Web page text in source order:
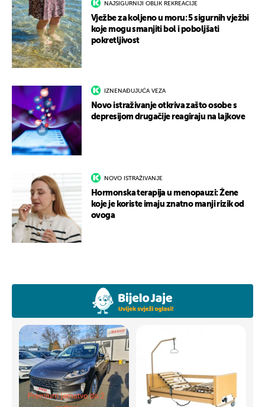
NAJSIGURNIJI OBLIK REKREACIJE
Vježbe za koljeno u moru: 5 sigurnih vježbi
koje mogu smanjiti bol i poboljšati
pokretljivost
IZNENAĐUJUĆA VEZA
Novo istraživanje otkriva zašto osobe s
depresijom drugačije reagiraju na lajkove
NOVO ISTRAŽIVANJE
Hormonska terapija u menopauzi: Žene
koje je koriste imaju znatno manji rizik od
ovoga